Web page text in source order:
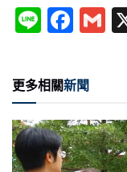
Li
n
e
F
a
c
e
b
o
G
更多相關新聞